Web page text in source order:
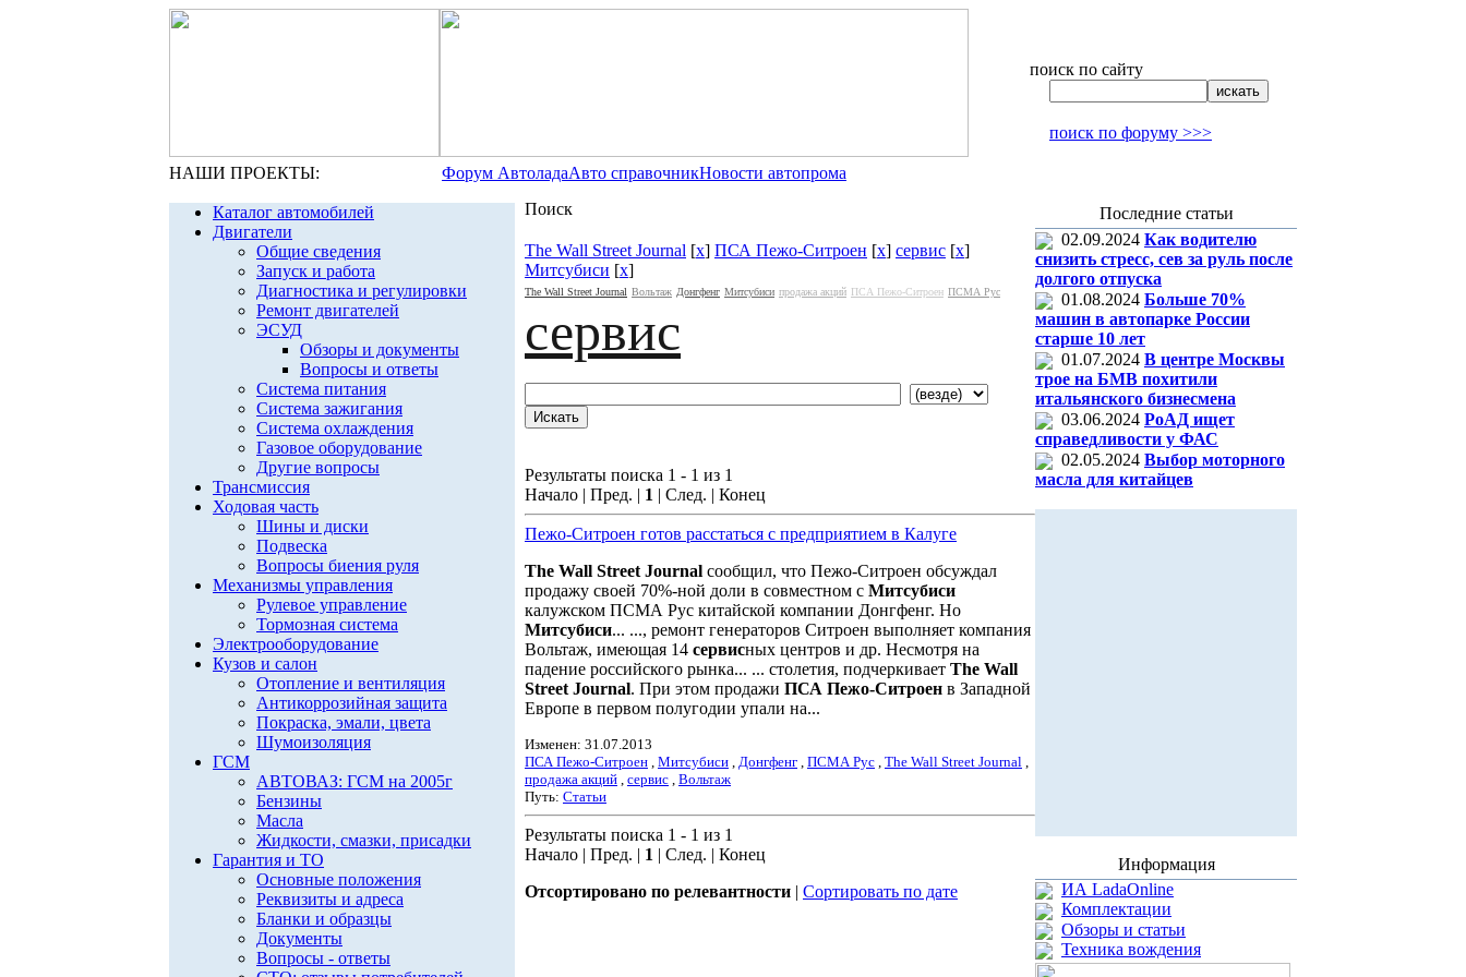
поиск по сайту
поиск по форуму >>>
НАШИ ПРОЕКТЫ: Форум АвтоладаАвто справочникНовости автопрома
Каталог автомобилей
Двигатели
Общие сведения
Запуск и работа
Диагностика и регулировки
Ремонт двигателей
ЭСУД
Обзоры и документы
Вопросы и ответы
Система питания
Система зажигания
Система охлаждения
Газовое оборудование
Другие вопросы
Трансмиссия
Ходовая часть
Шины и диски
Подвеска
Вопросы биения руля
Механизмы управления
Рулевое управление
Тормозная система
Электрооборудование
Кузов и салон
Отопление и вентиляция
Антикоррозийная защита
Покраска, эмали, цвета
Шумоизоляция
ГСМ
АВТОВАЗ: ГСМ на 2005г
Бензины
Масла
Жидкости, смазки, присадки
Гарантия и ТО
Основные положения
Реквизиты и адреса
Бланки и образцы
Документы
Вопросы - ответы
Поиск
The Wall Street Journal [x] ПСА Пежо-Ситроен [x] сервис [x]
Митсубиси [x]
The Wall Street Journal Вольтаж Донгфенг Митсубиси продажа акций ПСА Пежо-Ситроен ПСМА Рус
сервис
Результаты поиска 1 - 1 из 1
Начало | Пред. | 1 | След. | Конец
Пежо-Ситроен готов расстаться с предприятием в Калуге
The Wall Street Journal сообщил, что Пежо-Ситроен обсуждал
продажу своей 70%-ной доли в совместном с Митсубиси
калужском ПСМА Рус китайской компании Донгфенг. Но
Митсубиси... ..., ремонт генераторов Ситроен выполняет компания
Вольтаж, имеющая 14 сервисных центров и др. Несмотря на
падение российского рынка... ... столетия, подчеркивает The Wall
Street Journal. При этом продажи ПСА Пежо-Ситроен в Западной
Европе в первом полугодии упали на...
Изменен: 31.07.2013
ПСА Пежо-Ситроен , Митсубиси , Донгфенг , ПСМА Рус , The Wall Street Journal ,
продажа акций , сервис , Вольтаж
Путь: Статьи
Результаты поиска 1 - 1 из 1
Начало | Пред. | 1 | След. | Конец
Отсортировано по релевантности | Сортировать по дате
Последние статьи
02.09.2024 Как водителю
снизить стресс, сев за руль после
долгого отпуска
01.08.2024 Больше 70%
машин в автопарке России
старше 10 лет
01.07.2024 В центре Москвы
трое на БМВ похитили
итальянского бизнесмена
03.06.2024 РоАД ищет
справедливости у ФАС
02.05.2024 Выбор моторного
масла для китайцев
Информация
ИА LadaOnline
Комплектации
Обзоры и статьи
Техника вождения